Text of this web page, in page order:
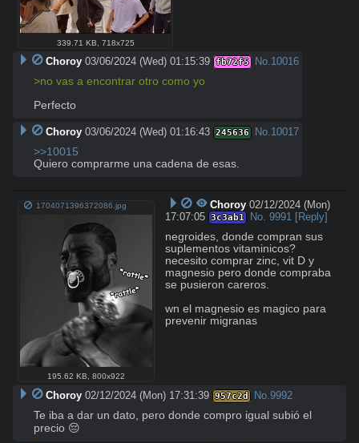
339.71 KB 718x725
Choroy 03/06/2024 (Wed) 01:15:39 fb72f5 No.10016
>no vas a encontrar otro como yo
Perfecto
Choroy 03/06/2024 (Wed) 01:16:43 245636 No.10017
>>10015
Quiero comprarme una cadena de esas.
1704071396372086.jpg
195.62 KB,800x922
Choroy 02/12/2024 (Mon)
17:07:05 3c3ab1 No. 9991 [Reply]
negroides, donde compran sus
suplementos vitaminicos?
necesito comprar zinc, vit D y
magnesio pero donde compraba
se pusieron careros.
wn el magnesio es magico para
prevenir migranas
Choroy 02/12/2024 (Mon) 17:31:39 957c2d No. 9992
Te iba a dar un dato, pero donde compro igual subió el
precio 😔